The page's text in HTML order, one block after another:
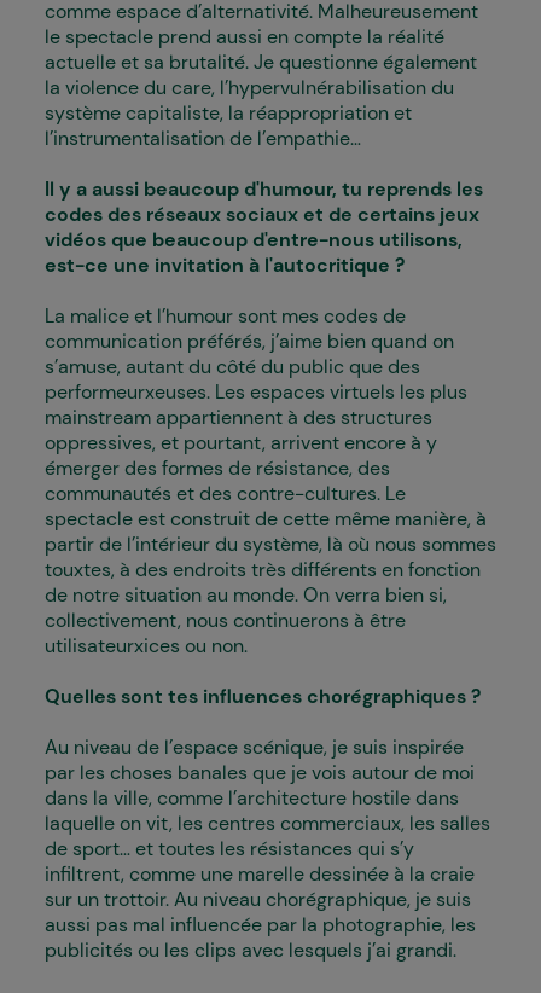
comme espace d’alternativité. Malheureusement
le spectacle prend aussi en compte la réalité
actuelle et sa brutalité. Je questionne également
la violence du care, l’hypervulnérabilisation du
système capitaliste, la réappropriation et
l’instrumentalisation de l’empathie...
Il y a aussi beaucoup d'humour, tu reprends les
codes des réseaux sociaux et de certains jeux
vidéos que beaucoup d'entre-nous utilisons,
est-ce une invitation à l'autocritique ?
La malice et l’humour sont mes codes de
communication préférés, j’aime bien quand on
s’amuse, autant du côté du public que des
performeurxeuses. Les espaces virtuels les plus
mainstream appartiennent à des structures
oppressives, et pourtant, arrivent encore à y
émerger des formes de résistance, des
communautés et des contre-cultures. Le
spectacle est construit de cette même manière, à
partir de l’intérieur du système, là où nous sommes
touxtes, à des endroits très différents en fonction
de notre situation au monde. On verra bien si,
collectivement, nous continuerons à être
utilisateurxices ou non.
Quelles sont tes influences chorégraphiques ?
Au niveau de l’espace scénique, je suis inspirée
par les choses banales que je vois autour de moi
dans la ville, comme l’architecture hostile dans
laquelle on vit, les centres commerciaux, les salles
de sport... et toutes les résistances qui s’y
infiltrent, comme une marelle dessinée à la craie
sur un trottoir. Au niveau chorégraphique, je suis
aussi pas mal influencée par la photographie, les
publicités ou les clips avec lesquels j’ai grandi.